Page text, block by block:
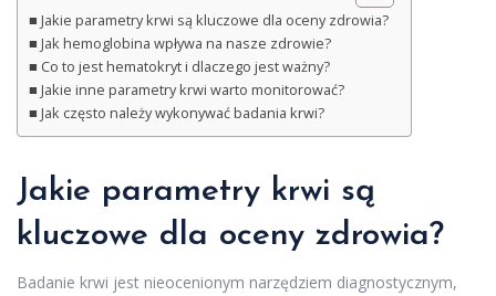
Jakie parametry krwi są kluczowe dla oceny zdrowia?
Jak hemoglobina wpływa na nasze zdrowie?
Co to jest hematokryt i dlaczego jest ważny?
Jakie inne parametry krwi warto monitorować?
Jak często należy wykonywać badania krwi?
Jakie parametry krwi są
kluczowe dla oceny zdrowia?
Badanie krwi jest nieocenionym narzędziem diagnostycznym,